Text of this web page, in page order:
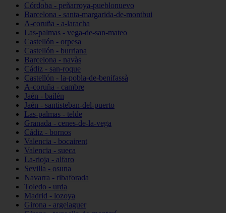
Córdoba - peñarroya-pueblonuevo
Barcelona - santa-margarida-de-montbui
A-coruña - a-laracha
Las-palmas - vega-de-san-mateo
Castellón - orpesa
Castellón - burriana
Barcelona - navàs
Cádiz - san-roque
Castellón - la-pobla-de-benifassà
A-coruña - cambre
Jaén - bailén
Jaén - santisteban-del-puerto
Las-palmas - telde
Granada - cenes-de-la-vega
Cádiz - bornos
Valencia - bocairent
Valencia - sueca
La-rioja - alfaro
Sevilla - osuna
Navarra - ribaforada
Toledo - urda
Madrid - lozoya
Girona - argelaguer